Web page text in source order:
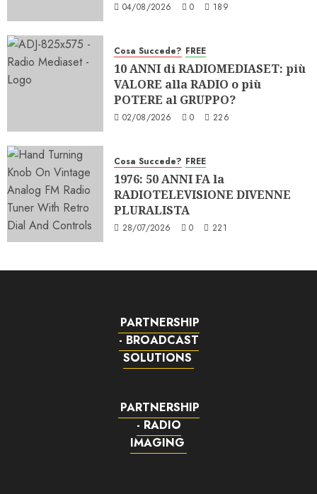
04/08/2026 0 189
Cosa Succede? FREE
10 ANNI di RADIOMEDIASET: più
VALORE alla RADIO o più
POTERE al GRUPPO?
02/08/2026 0 226
Cosa Succede? FREE
1976: 50 ANNI FA la
RADIOTELEVISIONE DIVENNE
PLURALISTA
28/07/2026 0 221
PARTNERSHIP
- BROADCAST
SOLUTIONS
PARTNERSHIP
- RADIO
IMAGING